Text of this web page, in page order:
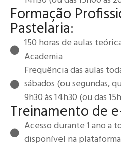
Formação
Pastelaria:
150 horas de aulas
Academia
Frequência das aulas
sábados (ou segundas,
9h30 às 14h30 (ou das
Treinamento de
Acesso durante 1 ano a
disponível na